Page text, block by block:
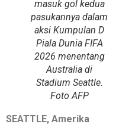
masuk gol kedua
pasukannya dalam
aksi Kumpulan D
Piala Dunia FIFA
2026 menentang
Australia di
Stadium Seattle.
Foto AFP
SEATTLE, Amerika